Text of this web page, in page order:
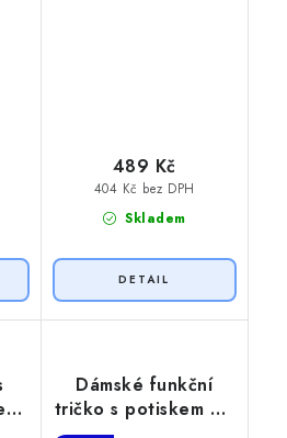
Skladem
404 Kč bez DPH
489 Kč
Dámské funkční
tričko s potiskem Na